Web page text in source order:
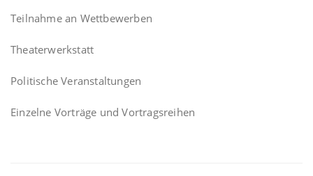
Teilnahme an Wettbewerben
Theaterwerkstatt
Politische Veranstaltungen
Einzelne Vorträge und Vortragsreihen